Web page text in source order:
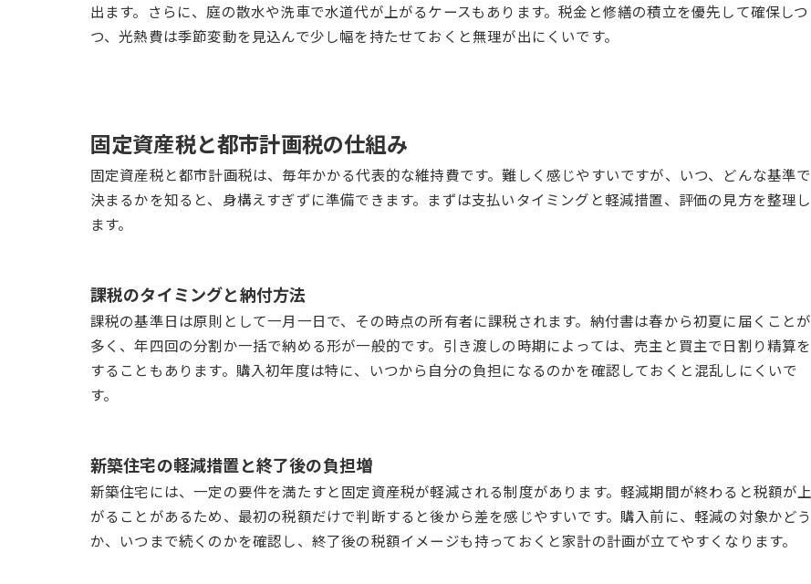
出ます。さらに、庭の散水や洗車で水道代が上がるケースもあります。税金と修繕の積立を優先して確保しつ
つ、光熱費は季節変動を見込んで少し幅を持たせておくと無理が出にくいです。
固定資産税と都市計画税の仕組み
固定資産税と都市計画税は、毎年かかる代表的な維持費です。難しく感じやすいですが、いつ、どんな基準で
決まるかを知ると、身構えすぎずに準備できます。まずは支払いタイミングと軽減措置、評価の見方を整理し
ます。
課税のタイミングと納付方法
課税の基準日は原則として一月一日で、その時点の所有者に課税されます。納付書は春から初夏に届くことが
多く、年四回の分割か一括で納める形が一般的です。引き渡しの時期によっては、売主と買主で日割り精算を
することもあります。購入初年度は特に、いつから自分の負担になるのかを確認しておくと混乱しにくいで
す。
新築住宅の軽減措置と終了後の負担増
新築住宅には、一定の要件を満たすと固定資産税が軽減される制度があります。軽減期間が終わると税額が上
がることがあるため、最初の税額だけで判断すると後から差を感じやすいです。購入前に、軽減の対象かどう
か、いつまで続くのかを確認し、終了後の税額イメージも持っておくと家計の計画が立てやすくなります。